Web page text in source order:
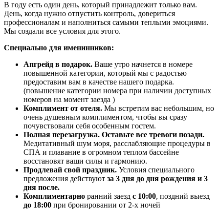
В году есть один день, который принадлежит только вам.
День, когда нужно отпустить контроль, довериться
профессионалам и наполниться самыми теплыми эмоциями.
Мы создали все условия для этого.
Специально для именинников:
Апгрейд в подарок. Ваше утро начнется в номере
повышенной категории, который мы с радостью
предоставим вам в качестве нашего подарка.
(повышение категории номера при наличии доступных
номеров на момент заезда )
Комплимент от отеля. Мы встретим вас небольшим, но
очень душевным комплиментом, чтобы вы сразу
почувствовали себя особенным гостем.
Полная перезагрузка. Оставьте все тревоги позади.
Медитативный шум моря, расслабляющие процедуры в
СПА и плавание в огромном теплом бассейне
восстановят ваши силы и гармонию.
Продлевай свой праздник. Условия специального
предложения действуют за 3 дня до дня рождения и 3
дня после.
Комплиментарно ранний заезд с 10:00, поздний выезд
до 18:00 при бронировании от 2-х ночей